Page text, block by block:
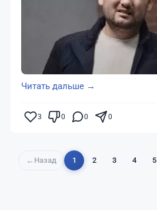
Читать дальше →
3 0 0 0
← Назад 1 2 3 4 5